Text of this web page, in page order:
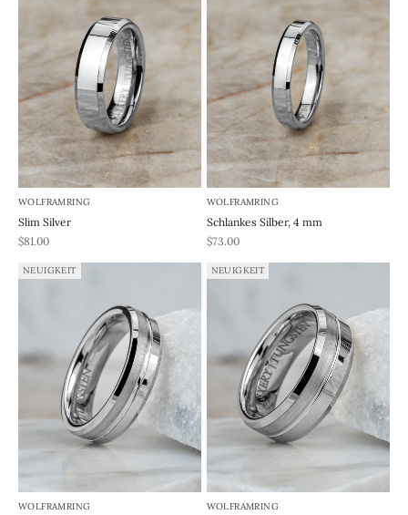
WOLFRAMRING
Slim Silver
REA-pris
$81.00
WOLFRAMRING
Schlankes Silber, 4 mm
REA-pris
$73.00
NEUIGKEIT
WOLFRAMRING
NEUIGKEIT
WOLFRAMRING